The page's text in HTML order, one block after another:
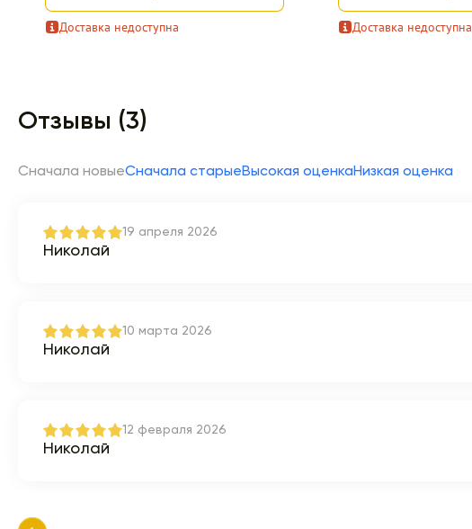
Доставка недоступна Доставка недоступна
Отзывы (3)
Сначала новыеСначала старыеВысокая оценкаНизкая оценка
19 апреля 2026
Николай
10 марта 2026
Николай
12 февраля 2026
Николай